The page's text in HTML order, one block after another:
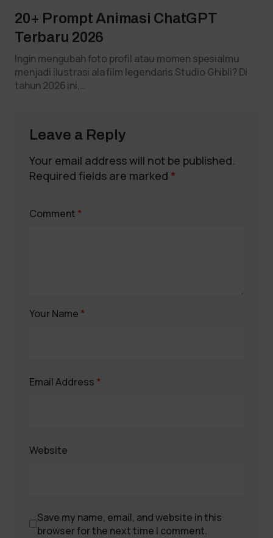
20+ Prompt Animasi ChatGPT
Terbaru 2026
Ingin mengubah foto profil atau momen spesialmu
menjadi ilustrasi ala film legendaris Studio Ghibli? Di
tahun 2026 ini,…
Leave a Reply
Your email address will not be published.
Required fields are marked *
Comment *
Your Name *
Email Address *
Website
Save my name, email, and website in this
browser for the next time I comment.